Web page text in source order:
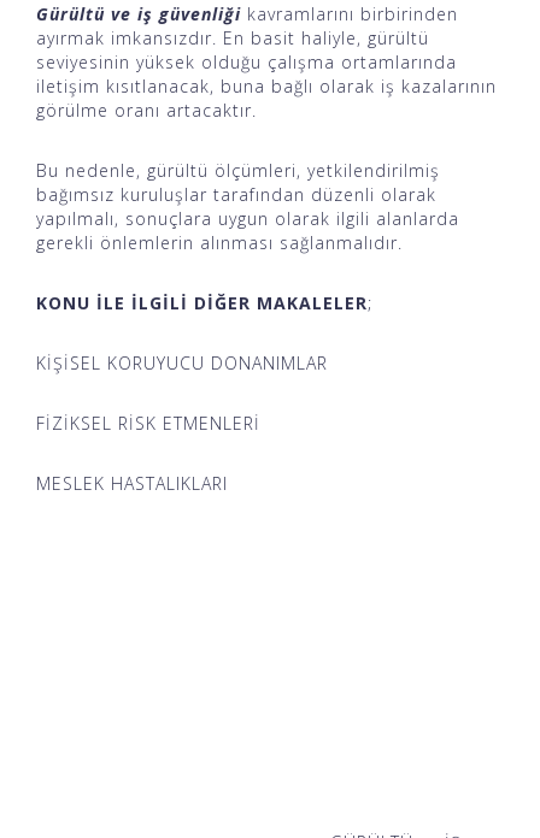
Gürültü ve iş güvenliği kavramlarını birbirinden
ayırmak imkansızdır. En basit haliyle, gürültü
seviyesinin yüksek olduğu çalışma ortamlarında
iletişim kısıtlanacak, buna bağlı olarak iş kazalarının
görülme oranı artacaktır.
Bu nedenle, gürültü ölçümleri, yetkilendirilmiş
bağımsız kuruluşlar tarafından düzenli olarak
yapılmalı, sonuçlara uygun olarak ilgili alanlarda
gerekli önlemlerin alınması sağlanmalıdır.
KONU İLE İLGİLİ DİĞER MAKALELER;
KİŞİSEL KORUYUCU DONANIMLAR
FİZİKSEL RİSK ETMENLERİ
MESLEK HASTALIKLARI